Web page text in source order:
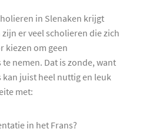
in Slenaken krijgt
er veel scholieren die zich
kiezen om geen
nemen. Dat is zonde, want
juist heel nuttig en leuk
met:
in het Frans?